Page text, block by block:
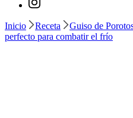
Inicio Receta
Guiso de
perfecto para combatir el frío